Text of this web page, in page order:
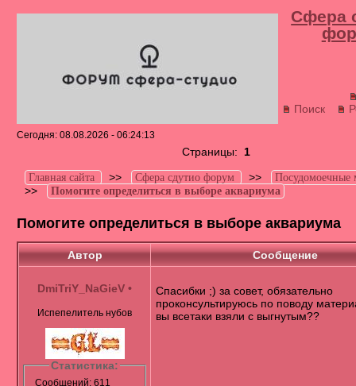
Сфера
Поиск
Сегодня: 08.08.2026 - 06:24:13
Страницы: 1
Главная сайта >> Сфера сдутио форум >>
>> Помогите определиться в выборе аквариума
Помогите определиться в выборе аквариума
Автор Сообщение
DmiTriY_NaGieV •
Испепелитель нубов
Статистика:
Сообщений: 611
Спасибки ;) за совет, обязательно
проконсультируюсь по поводу
вы всетаки взяли с выгнутым??